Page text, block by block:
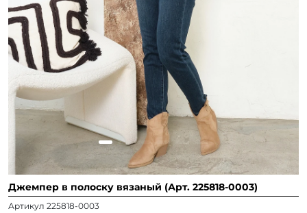
Джемпер в полоску вязаный (Арт. 225818-0003)
Артикул 225818-0003